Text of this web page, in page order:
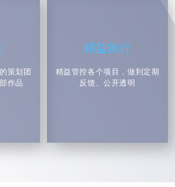
宣传片的拍摄是否需要进行特殊人员训练或协调?易企宣为您说明
过程中，特殊人员训练和协调是确保制作顺
策划团
作品
精益执行
精益管控各个项目，做到定期
反馈、公开透明